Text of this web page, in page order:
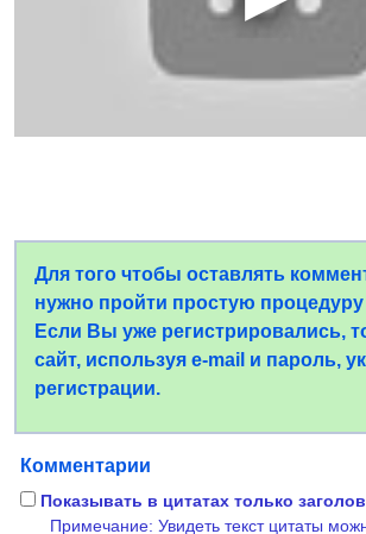
Для того чтобы оставлять
нужно пройти простую процедуру
Если Вы уже регистрировались,
сайт, используя e-mail и пароль,
регистрации.
Комментарии
Показывать в цитатах только
Примечание: Увидеть текст цитаты